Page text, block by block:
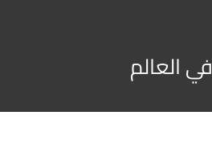
العالم